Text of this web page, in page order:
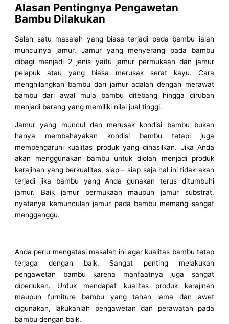
Alasan Pentingnya Pengawetan
Bambu Dilakukan
Salah satu masalah yang biasa terjadi pada bambu ialah
munculnya jamur. Jamur yang menyerang pada bambu
dibagi menjadi 2 jenis yaitu jamur permukaan dan jamur
pelapuk atau yang biasa merusak serat kayu. Cara
menghilangkan bambu dari jamur adalah dengan merawat
bambu dari awal mula bambu ditebang hingga dirubah
menjadi barang yang memiliki nilai jual tinggi.
Jamur yang muncul dan merusak kondisi bambu bukan
hanya membahayakan kondisi bambu tetapi juga
mempengaruhi kualitas produk yang dihasilkan. Jika Anda
akan menggunakan bambu untuk diolah menjadi produk
kerajinan yang berkualitas, siap – siap saja hal ini tidak akan
terjadi jika bambu yang Anda gunakan terus ditumbuhi
jamur. Baik jamur permukaan maupun jamur substrat,
nyatanya kemunculan jamur pada bambu memang sangat
mengganggu.
Anda perlu mengatasi masalah ini agar kualitas bambu tetap
terjaga dengan baik. Sangat penting melakukan
pengawetan bambu karena manfaatnya juga sangat
diperlukan. Untuk mendapat kualitas produk kerajinan
maupun furniture bambu yang tahan lama dan awet
digunakan, lakukanlah pengawetan dan perawatan pada
bambu dengan baik.